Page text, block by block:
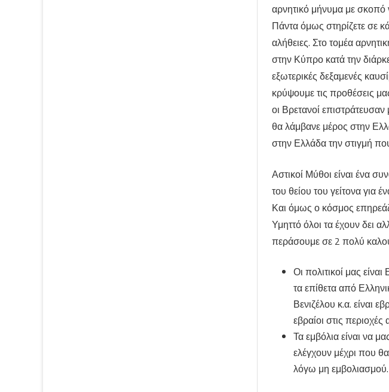
αρνητικό μήνυμα με σκοπό
Πάντα όμως στηρίζετε σε
αλήθειες. Στο τομέα
στην Κύπρο κατά την
εξωτερικές δεξαμενές
κρύψουμε τις προθέσεις
οι Βρετανοί
θα λάμβανε μέρος στην
στην Ελλάδα την στιγμή
Αστικοί Μύθοι είναι ένα
του θείου του γείτονα για
Και όμως ο κόσμος
Υμηττό όλοι τα έχουν δει
περάσουμε σε 2 πολύ
Οι πολιτικοί μας
τα επίθετα από
Βενιζέλου κ.α. είναι
εβραίοι στις
Τα εμβόλια είναι να
ελέγχουν μέχρι που
λόγω μη εμβολιασμού.